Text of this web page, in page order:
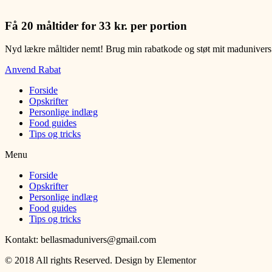
Få 20 måltider for 33 kr. per portion
Nyd lækre måltider nemt! Brug min rabatkode og støt mit
Anvend Rabat
Forside
Opskrifter
Personlige indlæg
Food guides
Tips og tricks
Menu
Forside
Opskrifter
Personlige indlæg
Food guides
Tips og tricks
Kontakt: bellasmadunivers@gmail.com
© 2018 All rights Reserved. Design by Elementor